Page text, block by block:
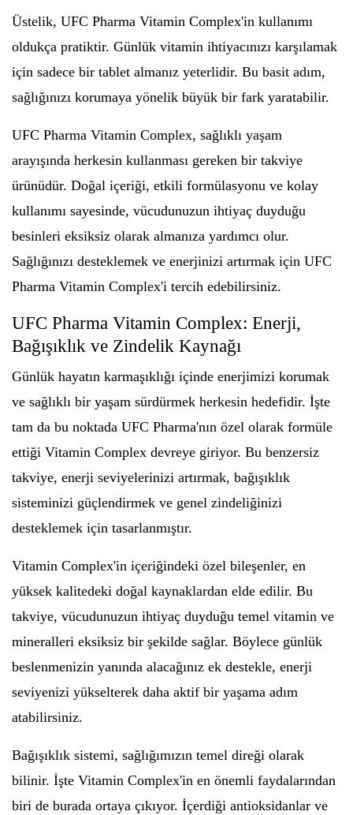
Üstelik, UFC Pharma Vitamin Complex'in kullanımı
oldukça pratiktir. Günlük vitamin ihtiyacınızı karşılamak
için sadece bir tablet almanız yeterlidir. Bu basit adım,
sağlığınızı korumaya yönelik büyük bir fark yaratabilir.
UFC Pharma Vitamin Complex, sağlıklı yaşam
arayışında herkesin kullanması gereken bir takviye
ürünüdür. Doğal içeriği, etkili formülasyonu ve kolay
kullanımı sayesinde, vücudunuzun ihtiyaç duyduğu
besinleri eksiksiz olarak almanıza yardımcı olur.
Sağlığınızı desteklemek ve enerjinizi artırmak için UFC
Pharma Vitamin Complex'i tercih edebilirsiniz.
UFC Pharma Vitamin Complex: Enerji,
Bağışıklık ve Zindelik Kaynağı
Günlük hayatın karmaşıklığı içinde enerjimizi korumak
ve sağlıklı bir yaşam sürdürmek herkesin hedefidir. İşte
tam da bu noktada UFC Pharma'nın özel olarak formüle
ettiği Vitamin Complex devreye giriyor. Bu benzersiz
takviye, enerji seviyelerinizi artırmak, bağışıklık
sisteminizi güçlendirmek ve genel zindeliğinizi
desteklemek için tasarlanmıştır.
Vitamin Complex'in içeriğindeki özel bileşenler, en
yüksek kalitedeki doğal kaynaklardan elde edilir. Bu
takviye, vücudunuzun ihtiyaç duyduğu temel vitamin ve
mineralleri eksiksiz bir şekilde sağlar. Böylece günlük
beslenmenizin yanında alacağınız ek destekle, enerji
seviyenizi yükselterek daha aktif bir yaşama adım
atabilirsiniz.
Bağışıklık sistemi, sağlığımızın temel direği olarak
bilinir. İşte Vitamin Complex'in en önemli faydalarından
biri de burada ortaya çıkıyor. İçerdiği antioksidanlar ve